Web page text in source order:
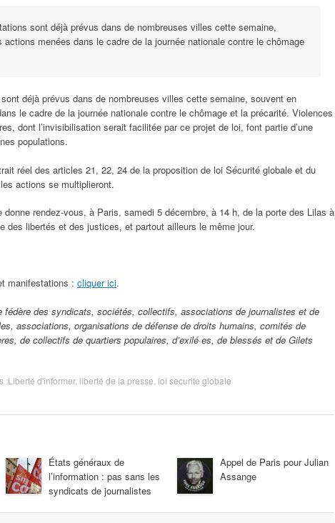
sont déjà prévus dans de nombreuses villes cette semaine,
menées dans le cadre de la journée nationale contre le chômage
déjà prévus dans de nombreuses villes cette semaine, souvent en
le cadre de la journée nationale contre le chômage et la précarité. Violences
dont l’invisibilisation serait facilitée par ce projet de loi, font partie d’une
populations.
réel des articles 21, 22, 24 de la proposition de loi Sécurité globale et du
actions se multiplieront.
donne rendez-vous, à Paris, samedi 5 décembre, à 14 h, de la porte des Lilas à
des libertés et des justices, et partout ailleurs le même jour.
manifestations : cliquer ici.
fédère des syndicats, sociétés, collectifs, associations de journalistes et de
associations, organisations de défense de droits humains, comités de
de collectifs de quartiers populaires, d’exilé·es, de blessés et de Gilets
:Liberté d'informer, liberté de la presse loi securite globale
États généraux de
l’information : pas sans les
syndicats de journalistes
Appel de Paris pour Julian
Assange